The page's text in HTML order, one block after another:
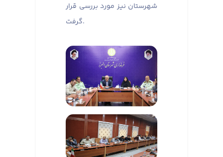
شهرستان نیز مورد بررسی قرار
گرفت.